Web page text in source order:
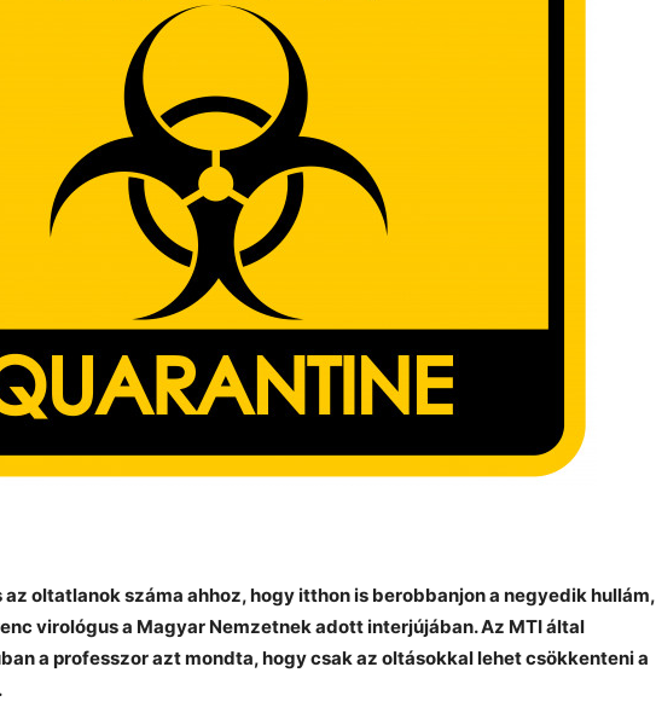
az oltatlanok száma ahhoz, hogy itthon is berobbanjon a negyedik hullám,
virológus a Magyar Nemzetnek adott interjújában. Az MTI által
a professzor azt mondta, hogy csak az oltásokkal lehet csökkenteni a